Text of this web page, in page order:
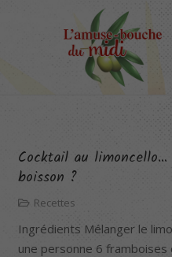
Cocktail au
boisson ?
Recettes
Ingrédients Mélanger le
une personne 6 framboises